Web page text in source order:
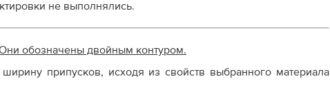
не выполнялись.
обозначены двойным контуром.
припусков, исходя из свойств выбранного материала